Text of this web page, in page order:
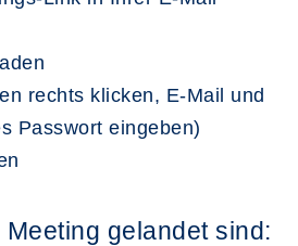
rechts klicken, E-Mail und
Passwort eingeben)
gelandet sind: